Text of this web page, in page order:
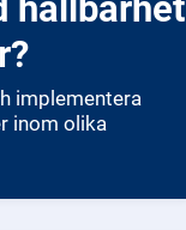
implementera
inom olika